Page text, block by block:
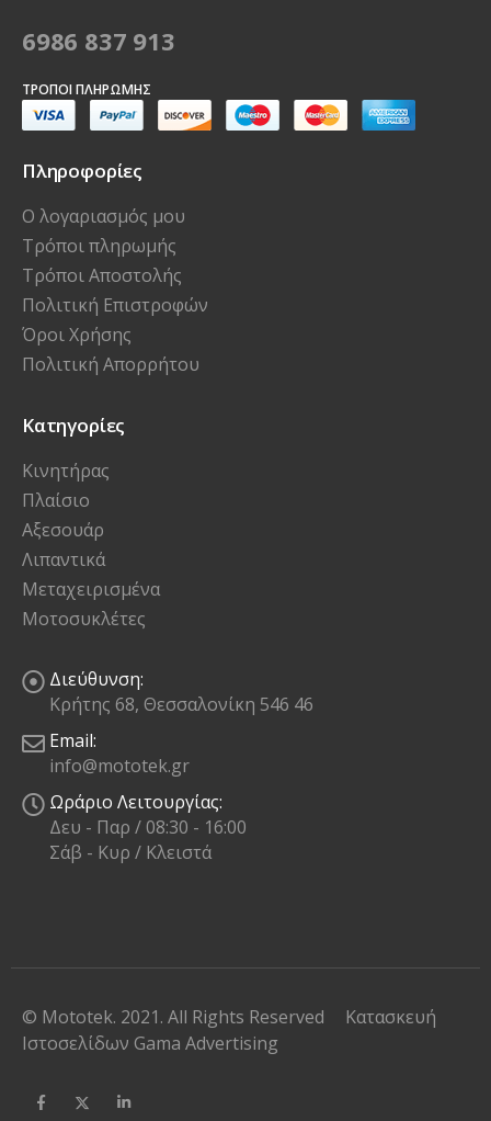
6986 837 913
ΤΡΌΠΟΙ ΠΛΗΡΩΜΉΣ
Πληροφορίες
Ο λογαριασμός μου
Τρόποι πληρωμής
Τρόποι Αποστολής
Πολιτική Επιστροφών
Όροι Χρήσης
Πολιτική Απορρήτου
Κατηγορίες
Κινητήρας
Πλαίσιο
Αξεσουάρ
Λιπαντικά
Μεταχειρισμένα
Μοτοσυκλέτες
Διεύθυνση:
Κρήτης 68, Θεσσαλονίκη 546 46
Email:
info@mototek.gr
Ωράριο Λειτουργίας:
Δευ - Παρ / 08:30 - 16:00
Σάβ - Κυρ / Κλειστά
© Mototek. 2021. All Rights Reserved
Κατασκευή
Ιστοσελίδων Gama Advertising